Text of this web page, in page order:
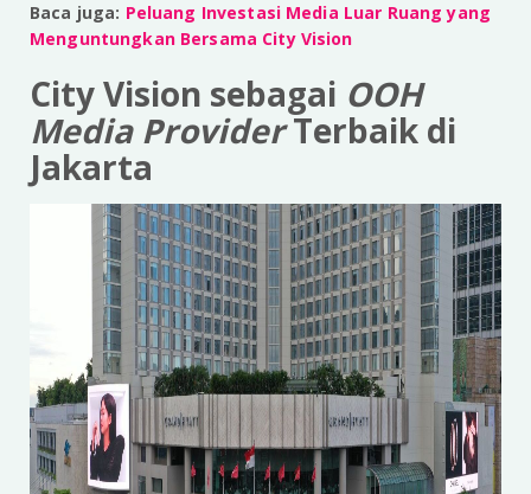
Baca juga: Peluang Investasi Media Luar Ruang yang
Menguntungkan Bersama City Vision
City Vision sebagai OOH
Media ProviderTerbaik di
Jakarta